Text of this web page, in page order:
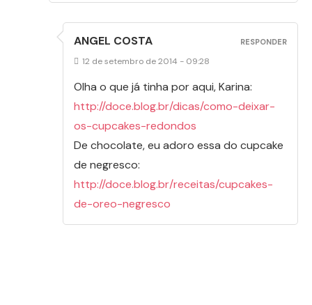
ANGEL COSTA
12 de setembro de 2014 - 09:28
Olha o que já tinha por aqui, Karina:
http://doce.blog.br/dicas/como-deixar-
os-cupcakes-redondos
De chocolate, eu adoro essa do cupcake
de negresco:
http://doce.blog.br/receitas/cupcakes-
de-oreo-negresco
RESPONDER